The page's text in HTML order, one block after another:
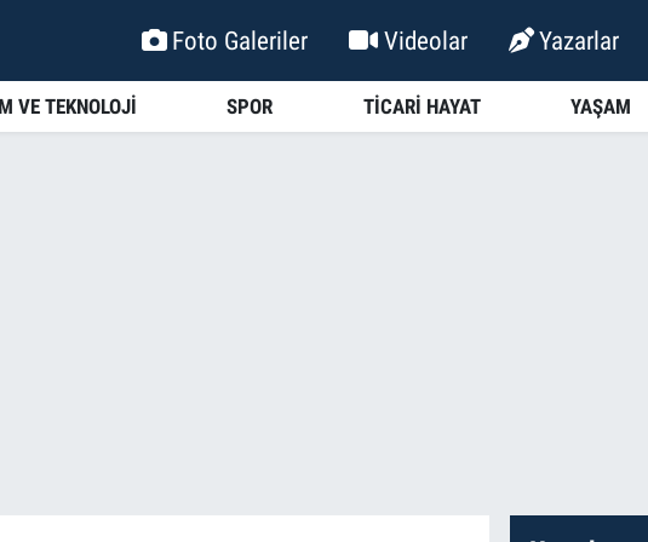
Foto Galeriler Videolar Yazarlar
VE TEKNOLOJİ SPOR TİCARİ HAYAT YAŞAM